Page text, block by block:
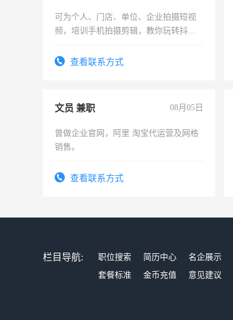
可为个人、门店、单位、企业拍摄短视
频，培训手机拍摄剪辑，教你玩转抖音
频，培训手机拍摄剪辑，教你玩转抖
查看联系方式
文员 兼职 08月05日
曾做企业官网，阿里 淘宝代运营及网格
销售。
查看联系方式
栏目导航: 职位搜索 简历中心 名企展示
套餐标准
金币充值 意见建议